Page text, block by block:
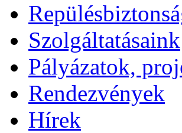
Szolgáltatásaink
Pályázatok,
Rendezvények
Hírek